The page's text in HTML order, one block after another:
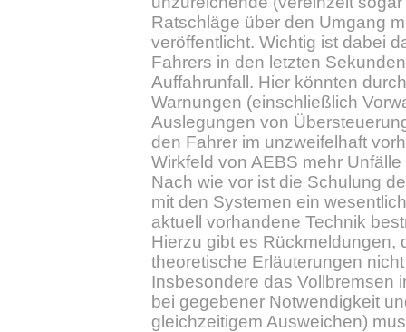
Ratschläge über den Umgang
veröffentlicht. Wichtig ist dabei
Fahrers in den letzten
Auffahrunfall. Hier könnten
Warnungen (einschließlich
Auslegungen von
den Fahrer im unzweifelhaft
Wirkfeld von AEBS mehr
Nach wie vor ist die Schulung
mit den Systemen ein
aktuell vorhandene Technik
Hierzu gibt es Rückmeldungen,
theoretische Erläuterungen
Insbesondere das Vollbremsen
bei gegebener Notwendigkeit
gleichzeitigem Ausweichen)